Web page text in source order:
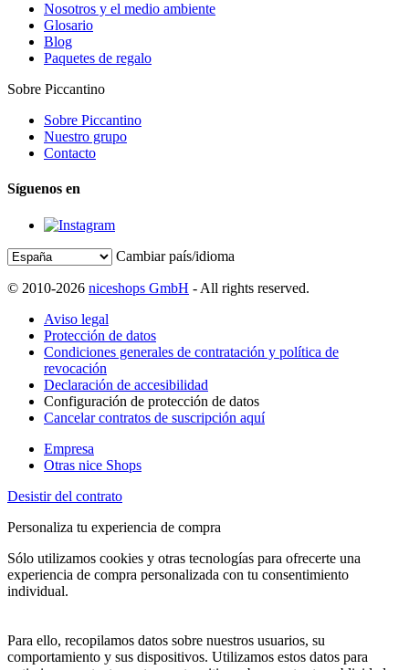
Nosotros y el medio ambiente
Glosario
Blog
Paquetes de regalo
Sobre Piccantino
Sobre Piccantino
Nuestro grupo
Contacto
Síguenos en
Cambiar país/idioma
© 2010-2026 niceshops GmbH - All rights reserved.
Aviso legal
Protección de datos
Condiciones generales de contratación y política de
revocación
Declaración de accesibilidad
Configuración de protección de datos
Cancelar contratos de suscripción aquí
Empresa
Otras nice Shops
Desistir del contrato
Personaliza tu experiencia de compra
Sólo utilizamos cookies y otras tecnologías para ofrecerte una
experiencia de compra personalizada con tu consentimiento
individual.
Para ello, recopilamos datos sobre nuestros usuarios, su
comportamiento y sus dispositivos. Utilizamos estos datos para